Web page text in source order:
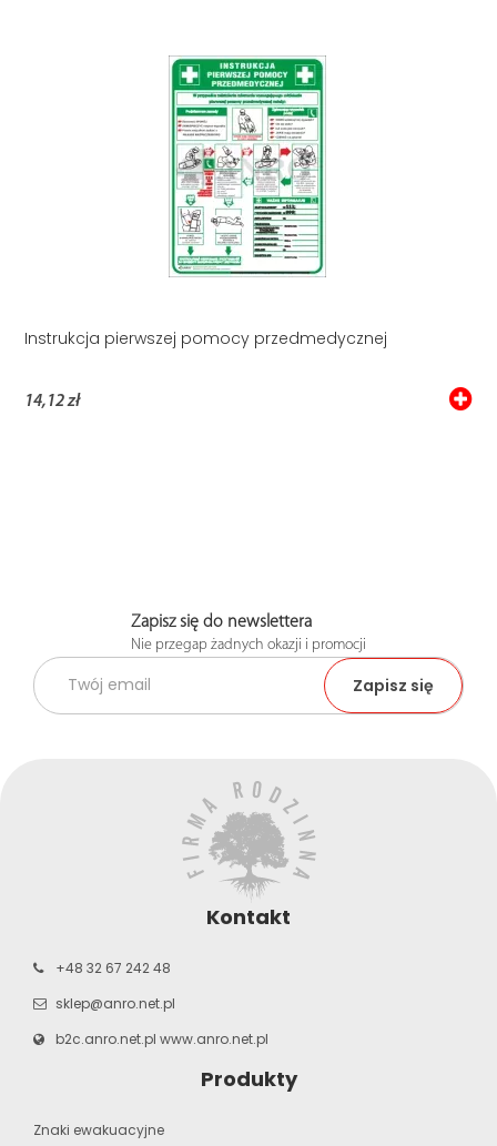
Instrukcja pierwszej pomocy przedmedycznej
14,12 zł
Zapisz się do newslettera
Nie przegap żadnych okazji i promocji
Kontakt
+48 32 67 242 48
sklep@anro.net.pl
b2c.anro.net.pl www.anro.net.pl
Produkty
Znaki ewakuacyjne